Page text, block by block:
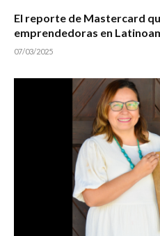
El reporte de Mastercard
emprendedoras en
07/03/2025